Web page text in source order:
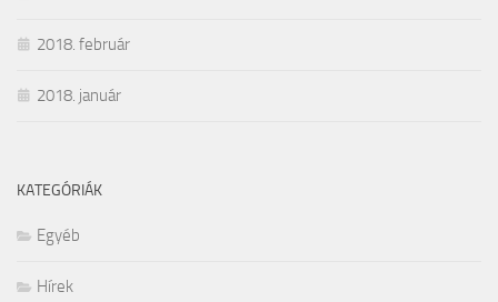
2018. február
2018. január
KATEGÓRIÁK
Egyéb
Hírek